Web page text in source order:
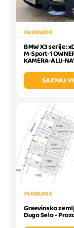
29.900,00 €
BMW X3 serije:
M-Sport-1
KAMERA-ALU-
SAZNAJ
35.000,00 €
Graevinsko
Dugo Selo -